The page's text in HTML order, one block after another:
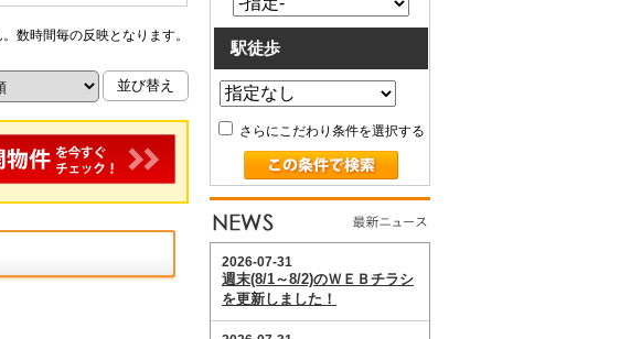
合わせ」フォーム
数時間毎の反映となります。
駅徒歩
さらにこだわり条件を選択する